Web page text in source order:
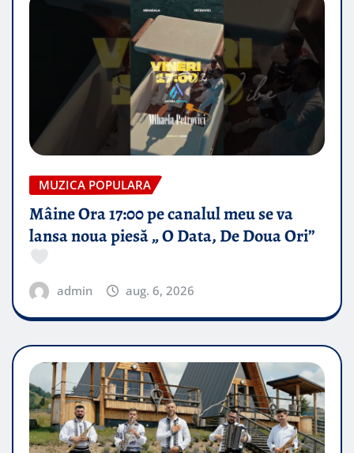
MUZICA POPULARA
Mâine Ora 17:00 pe canalul meu se va
lansa noua piesă „ O Data, De Doua Ori”
admin aug. 6, 2026